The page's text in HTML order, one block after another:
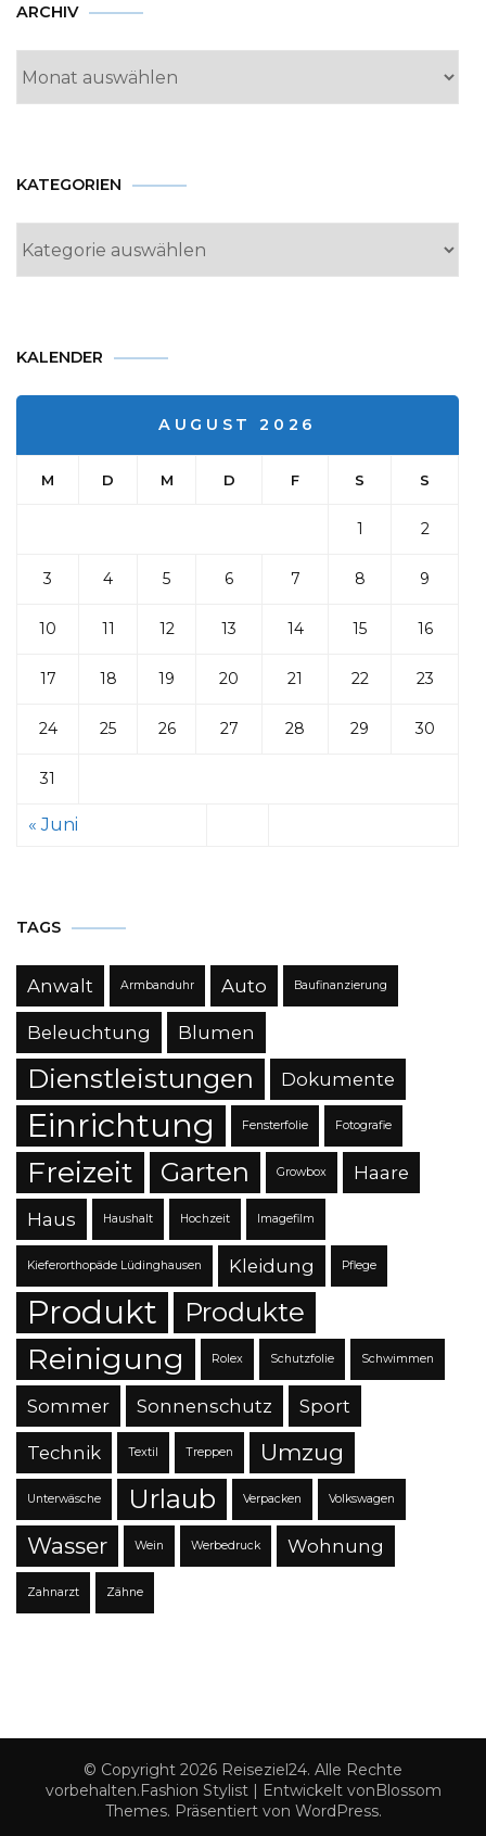
ARCHIV Archiv
KATEGORIEN
KALENDER
AUGUST 2026
M D M D F S S
1 2
3 4 5 6 7 8 9
10 11 12 13 14 15 16
17 18 19 20 21 22 23
24 25 26 27 28 29 30
31
« Juni
TAGS
Anwalt Armbanduhr Auto Baufinanzierung
Beleuchtung Blumen
Dienstleistungen Dokumente
Einrichtung Fensterfolie Fotografie
Freizeit Garten Growbox Haare
Haus Haushalt Hochzeit Imagefilm
Kieferorthopäde Lüdinghausen Kleidung Pflege
Produkt Produkte
Reinigung Rolex Schutzfolie Schwimmen
Sommer Sonnenschutz Sport
Technik Textil Treppen Umzug
Unterwäsche Urlaub Verpacken Volkswagen
Wasser Wein Werbedruck Wohnung
Zahnarzt Zähne
© Copyright 2026 Reiseziel24. Alle Rechte
vorbehalten. Fashion Stylist | Entwickelt von Blossom
Themes. Präsentiert von WordPress.